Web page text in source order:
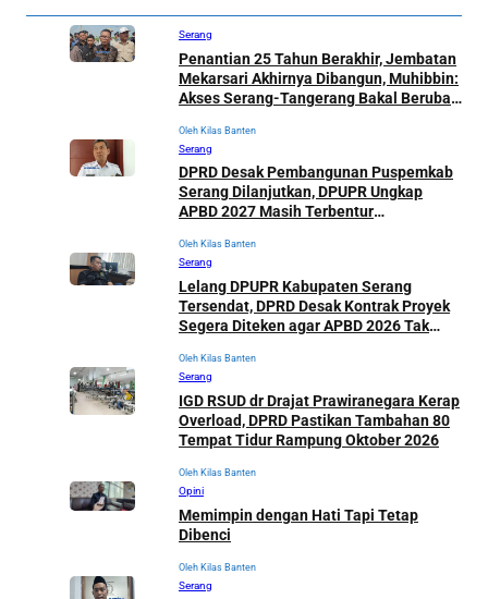
Serang
Penantian 25 Tahun Berakhir, Jembatan
Mekarsari Akhirnya Dibangun, Muhibbin:
Akses Serang-Tangerang Bakal Berubah
Oleh Kilas Banten
Serang
DPRD Desak Pembangunan Puspemkab
Serang Dilanjutkan, DPUPR Ungkap
APBD 2027 Masih Terbentur
Oleh Kilas Banten
Serang
Lelang DPUPR Kabupaten Serang
Tersendat, DPRD Desak Kontrak Proyek
Segera Diteken agar APBD 2026 Tak
Oleh Kilas Banten
Serang
IGD RSUD dr Drajat Prawiranegara Kerap
Overload, DPRD Pastikan Tambahan 80
Tempat Tidur Rampung Oktober 2026
Oleh Kilas Banten
Opini
Memimpin dengan Hati Tapi Tetap
Dibenci
Oleh Kilas Banten
Serang